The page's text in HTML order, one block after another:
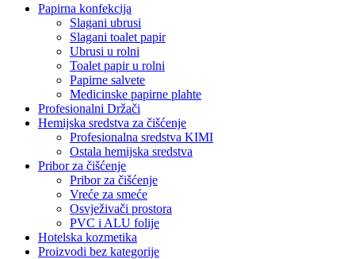
Papirna konfekcija
Slagani ubrusi
Slagani toalet papir
Ubrusi u rolni
Toalet papir u rolni
Papirne salvete
Medicinske papirne plahte
Profesionalni Držači
Hemijska sredstva za čišćenje
Profesionalna sredstva KIMI
Ostala hemijska sredstva
Pribor za čišćenje
Pribor za čišćenje
Vreće za smeće
Osvježivači prostora
PVC i ALU folije
Hotelska kozmetika
Proizvodi bez kategorije